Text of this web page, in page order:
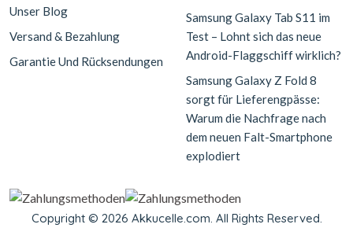
Unser Blog
Versand & Bezahlung
Garantie Und Rücksendungen
Samsung Galaxy Tab S11 im
Test – Lohnt sich das neue
Android-Flaggschiff wirklich?
Samsung Galaxy Z Fold 8
sorgt für Lieferengpässe:
Warum die Nachfrage nach
dem neuen Falt-Smartphone
explodiert
Copyright © 2026 Akkucelle.com. All Rights Reserved.